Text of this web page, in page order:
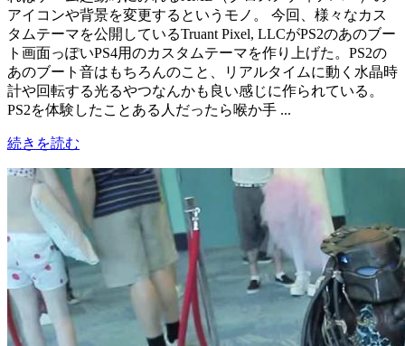
アイコンや背景を変更するというモノ。 今回、様々なカス
タムテーマを公開しているTruant Pixel, LLCがPS2のあのブー
ト画面っぽいPS4用のカスタムテーマを作り上げた。PS2の
あのブート音はもちろんのこと、リアルタイムに動く水晶時
計や回転する光るやつなんかも良い感じに作られている。
PS2を体験したことある人だったら喉か手 ...
続きを読む